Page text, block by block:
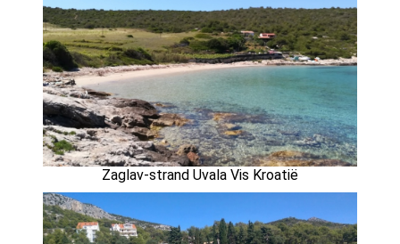
Zaglav-strand Uvala Vis Kroatië